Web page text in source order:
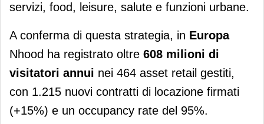
servizi, food, leisure, salute e funzioni urbane.
A conferma di questa strategia, in Europa
Nhood ha registrato oltre 608 milioni di
visitatori annui nei 464 asset retail gestiti,
con 1.215 nuovi contratti di locazione firmati
(+15%) e un occupancy rate del 95%.